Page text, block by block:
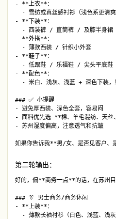
- **上衣**：
- 雪纺或真丝感衬衫（浅色系更清
- **下装**：
  - 西装裤 / 直筒裤 / 及膝半身裙
- **外搭**：
  - 薄款西装 / 针织小外套
- **鞋子**：
  - 低跟鞋 / 乐福鞋 / 尖头平底鞋
- **配色**：
- 米白、浅灰、浅蓝 + 深色下装，
### ✅ 小提醒
- 避免厚西装、深色全套，容易闷
- 面料优先选 **棉、羊毛混纺、天
- 苏州湿度偏高，注意透气和抗皱
第二轮输出：
好的，偏**商务一点**的话，在苏州
### 👔 男士商务/商务休闲
- **上装**：
- 薄款长袖衬衫（白色、浅蓝、浅